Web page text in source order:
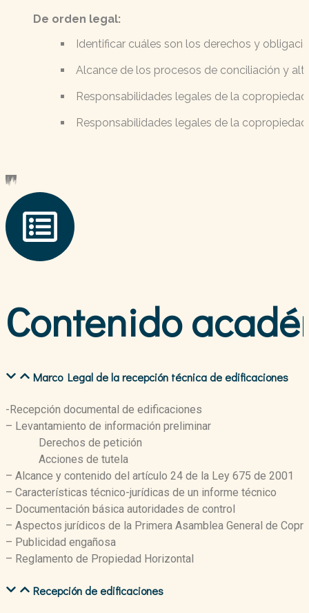
De orden legal:
Identificar cuáles son los derechos y
Alcance de los procesos de conciliación y
Responsabilidades legales de la
Responsabilidades legales de la
Contenido
Marco Legal de la recepción técnica de edificaciones
-Recepción documental de edificaciones
– Levantamiento de información preliminar
Derechos de petición
Acciones de tutela
– Alcance y contenido del artículo 24 de la Ley 675 de 2001
– Características técnico-jurídicas de un informe técnico
– Documentación básica autoridades de control
– Aspectos jurídicos de la Primera Asamblea General de
– Publicidad engañosa
– Reglamento de Propiedad Horizontal
Recepción de edificaciones